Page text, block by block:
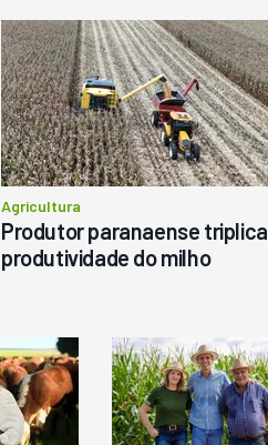
Marispan Fertinox 4200
Citrus
Batatais
Pergunte ao vendedor
Consultar
Agricultura
Produtor paranaense triplica
produtividade do milho